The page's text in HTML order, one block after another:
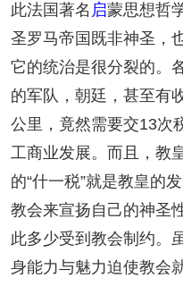
此法国著名 启蒙思想哲
圣罗马帝国既非神圣，
它的统治是很分裂的。
的军队，朝廷，甚至有
公里，竟然需要交13次
工商业发展。而且，教
的“什一税”就是教皇的
教会来宣扬自己的神圣
此多少受到教会制约。
身能力与魅力迫使教会